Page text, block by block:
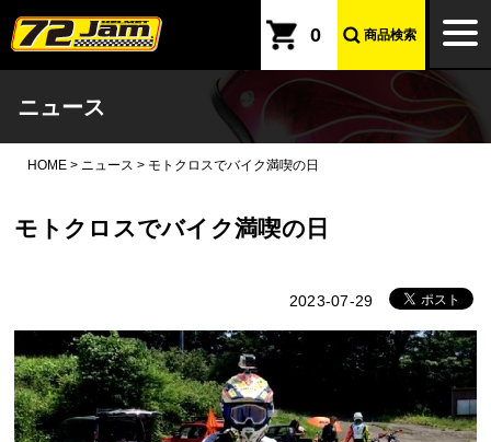
本文へ
0 商品検索
ニュース
HOME > ニュース > モトクロスでバイク満喫の日
モトクロスでバイク満喫の日
2023-07-29